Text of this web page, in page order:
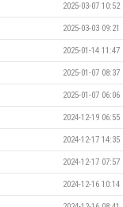
2025-03-07 10:52
2025-03-03 09:21
2025-01-14 11:47
2025-01-07 08:37
2025-01-07 06:06
2024-12-19 06:55
2024-12-17 14:35
2024-12-17 07:57
2024-12-16 10:14